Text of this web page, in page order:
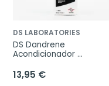
DS LABORATORIES
DS Dandrene
Acondicionador
13,95 €